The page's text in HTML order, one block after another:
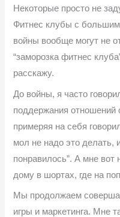
Некоторые просто не
Фитнес клубы с
войны вообще могут не
“заморозка фитнес
расскажу.
До войны, я часто
поддержания отношений
примеряя на себя
мол не надо это делать,
понравилось”. А мне вот
дому в шортах, где на
Мы продолжаем
игры и маркетинга. Мне